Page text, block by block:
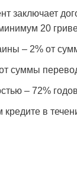
заключает
20
– 2% от
суммы
– 72%
кредите в